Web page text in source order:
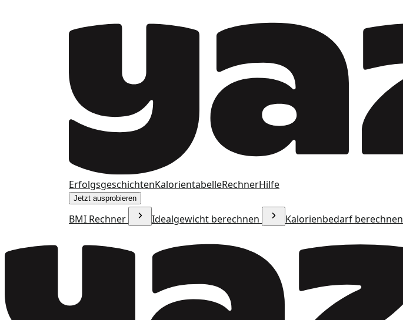
ErfolgsgeschichtenKalorientabelleRechnerHilfe
Jetzt ausprobieren
BMI Rechner Idealgewicht berechnen Kalorienbedarf berechnen